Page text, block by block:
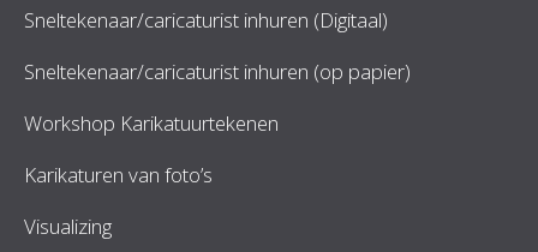
Sneltekenaar/caricaturist inhuren (Digitaal)
Sneltekenaar/caricaturist inhuren (op papier)
Workshop Karikatuurtekenen
Karikaturen van foto’s
Visualizing